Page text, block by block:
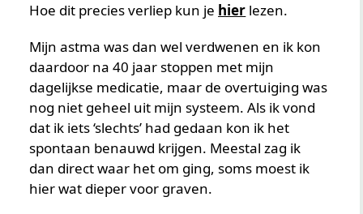
Hoe dit precies verliep kun je hier lezen.
Mijn astma was dan wel verdwenen en ik kon
daardoor na 40 jaar stoppen met mijn
dagelijkse medicatie, maar de overtuiging was
nog niet geheel uit mijn systeem. Als ik vond
dat ik iets ‘slechts’ had gedaan kon ik het
spontaan benauwd krijgen. Meestal zag ik
dan direct waar het om ging, soms moest ik
hier wat dieper voor graven.